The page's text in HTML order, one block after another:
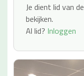
Je dient lid van
bekijken.
Al lid? Inloggen